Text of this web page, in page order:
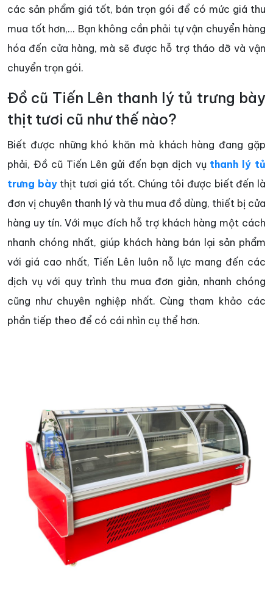
các sản phẩm giá tốt, bán trọn gói để có mức giá thu
mua tốt hơn,... Bạn không cần phải tự vận chuyển hàng
hóa đến cửa hàng, mà sẽ được hỗ trợ tháo dỡ và vận
chuyển trọn gói.
Đồ cũ Tiến Lên thanh lý tủ trưng bày
thịt tươi cũ như thế nào?
Biết được những khó khăn mà khách hàng đang gặp
phải, Đồ cũ Tiến Lên gửi đến bạn dịch vụ thanh lý tủ
trưng bàythịt tươi giá tốt. Chúng tôi được biết đến là
đơn vị chuyên thanh lý và thu mua đồ dùng, thiết bị cửa
hàng uy tín. Với mục đích hỗ trợ khách hàng một cách
nhanh chóng nhất, giúp khách hàng bán lại sản phẩm
với giá cao nhất, Tiến Lên luôn nỗ lực mang đến các
dịch vụ với quy trình thu mua đơn giản, nhanh chóng
cũng như chuyên nghiệp nhất. Cùng tham khảo các
phần tiếp theo để có cái nhìn cụ thể hơn.